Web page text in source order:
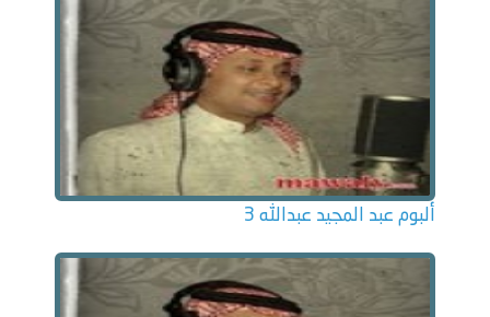
ألبوم عبد المجيد عبدالله 3